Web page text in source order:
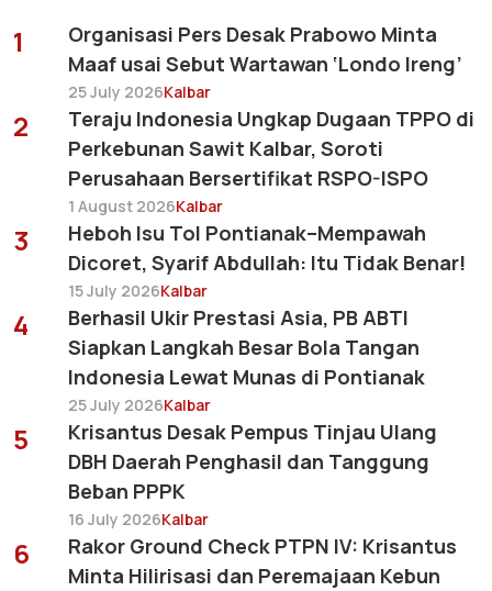
1
Organisasi Pers Desak Prabowo Minta
Maaf usai Sebut Wartawan ‘Londo Ireng’
25 July 2026Kalbar
2
Teraju Indonesia Ungkap Dugaan TPPO di
Perkebunan Sawit Kalbar, Soroti
Perusahaan Bersertifikat RSPO-ISPO
1 August 2026Kalbar
3
Heboh Isu Tol Pontianak–Mempawah
Dicoret, Syarif Abdullah: Itu Tidak Benar!
15 July 2026Kalbar
4
Berhasil Ukir Prestasi Asia, PB ABTI
Siapkan Langkah Besar Bola Tangan
Indonesia Lewat Munas di Pontianak
25 July 2026Kalbar
5
Krisantus Desak Pempus Tinjau Ulang
DBH Daerah Penghasil dan Tanggung
Beban PPPK
16 July 2026Kalbar
6
Rakor Ground Check PTPN IV: Krisantus
Minta Hilirisasi dan Peremajaan Kebun